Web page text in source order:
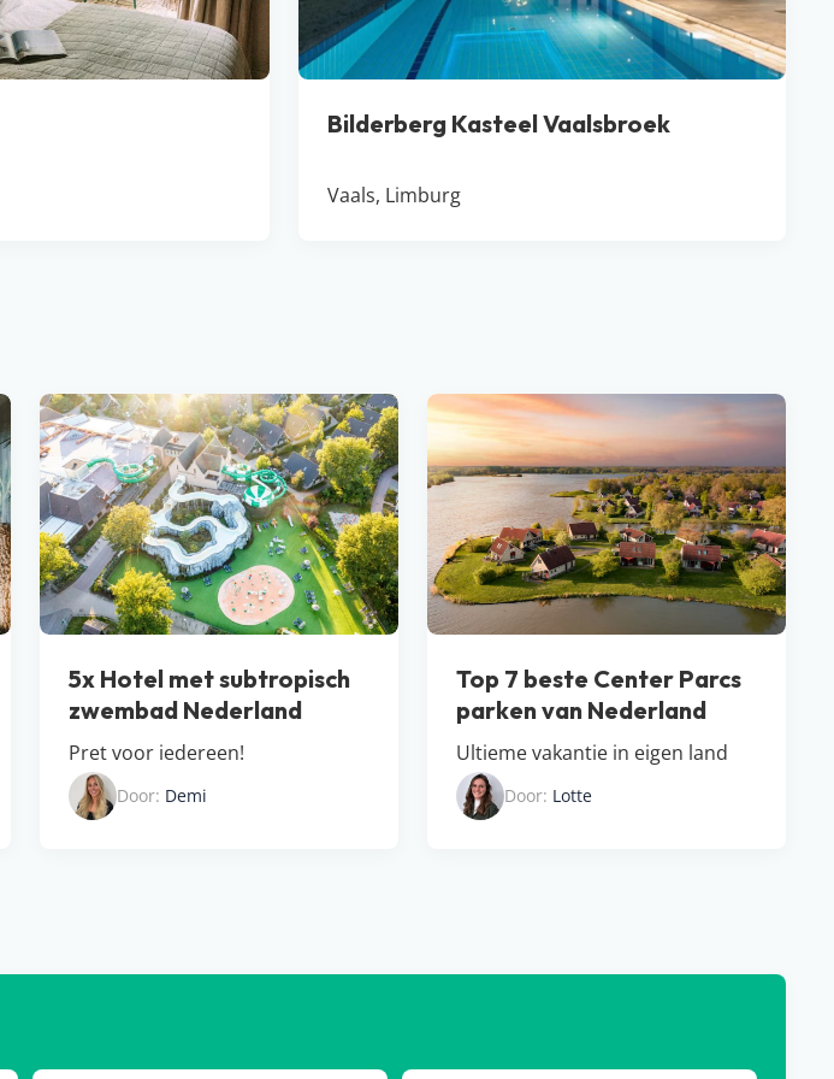
Bilderberg Kasteel Vaalsbroek
Vaals, Limburg
5x Hotel met subtropisch
zwembad Nederland
Pret voor iedereen!
Door: Demi
Top 7 beste Center Parcs
parken van Nederland
Ultieme vakantie in eigen land
Door: Lotte